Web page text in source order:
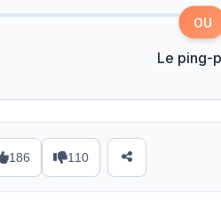
OU
Le ping-
186 110